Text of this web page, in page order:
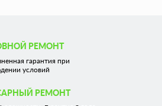
РЕМОНТ
гарантия при
условий
РЕМОНТ